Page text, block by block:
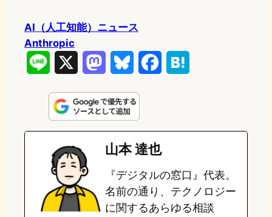
AI（人工知能）ニュース
Anthropic
n
e
s
t
o
o
u
e
s
k
e
b
o
o
e
a
山本 達也
『デジタルの窓口』代表。
名前の通り、テクノロジー
に関するあらゆる相談